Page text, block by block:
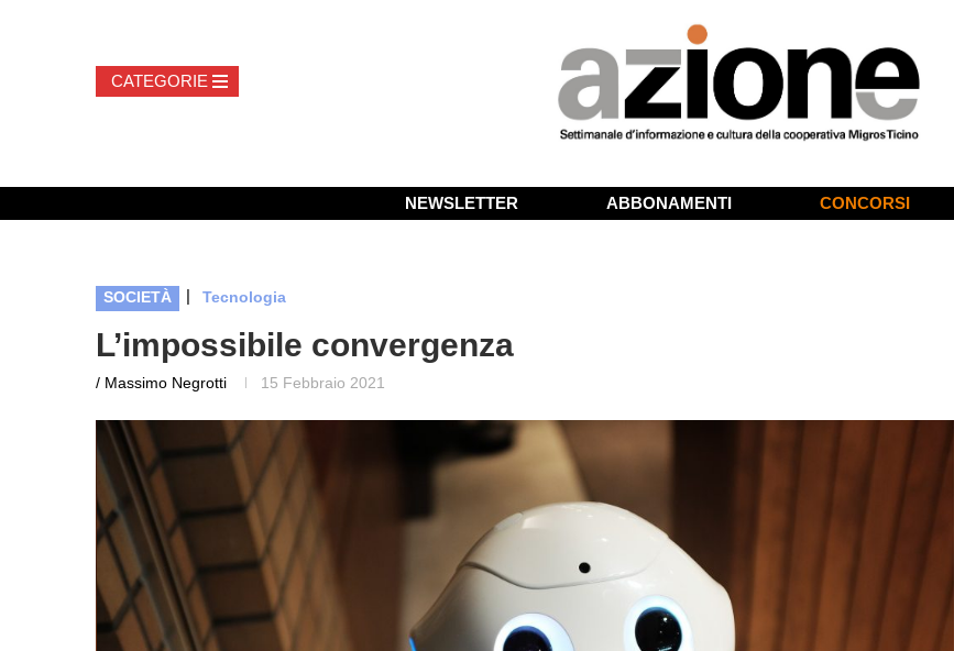
NEWSLETTER ABBONAMENTI CONCORSI
SOCIETÀ | Tecnologia
L’impossibile convergenza
/ Massimo Negrotti 15 Febbraio 2021